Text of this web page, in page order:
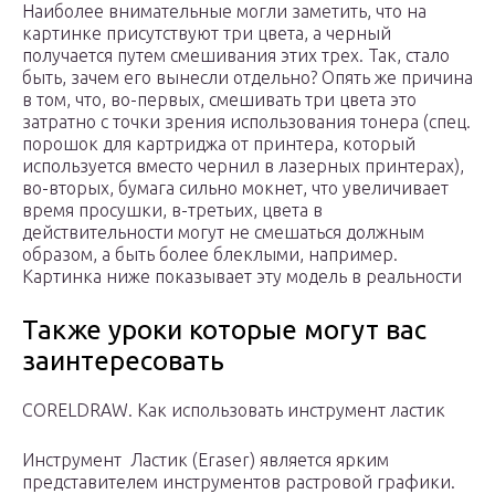
Наиболее внимательные могли заметить, что на
картинке присутствуют три цвета, а черный
получается путем смешивания этих трех. Так, стало
быть, зачем его вынесли отдельно? Опять же причина
в том, что, во-первых, смешивать три цвета это
затратно с точки зрения использования тонера (спец.
порошок для картриджа от принтера, который
используется вместо чернил в лазерных принтерах),
во-вторых, бумага сильно мокнет, что увеличивает
время просушки, в-третьих, цвета в
действительности могут не смешаться должным
образом, а быть более блеклыми, например.
Картинка ниже показывает эту модель в реальности
Также уроки которые могут вас
заинтересовать
CORELDRAW. Как использовать инструмент ластик
Инструмент Ластик (Eraser) является ярким
представителем инструментов растровой графики.